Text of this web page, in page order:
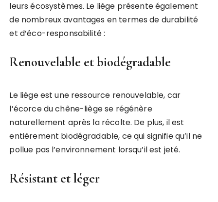
leurs écosystèmes. Le liège présente également
de nombreux avantages en termes de durabilité
et d’éco-responsabilité :
Renouvelable et biodégradable
Le liège est une ressource renouvelable, car
l’écorce du chêne-liège se régénère
naturellement après la récolte. De plus, il est
entièrement biodégradable, ce qui signifie qu’il ne
pollue pas l’environnement lorsqu’il est jeté.
Résistant et léger